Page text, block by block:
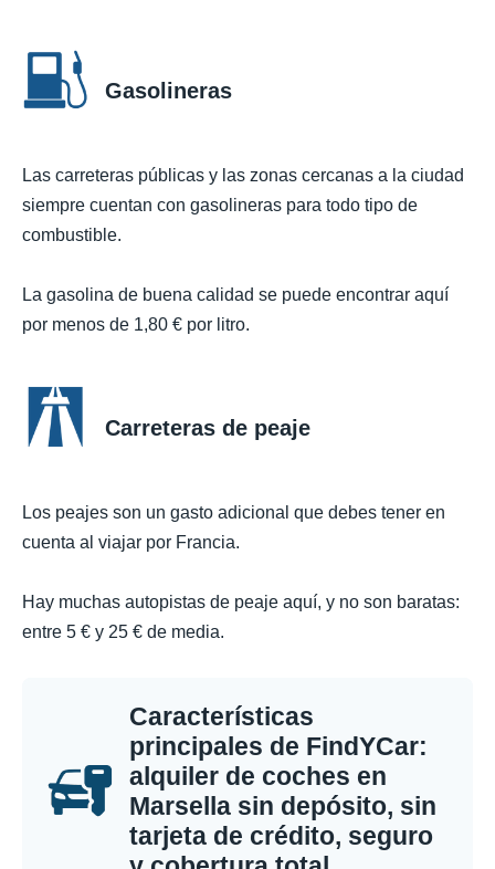
Gasolineras
Las carreteras públicas y las zonas cercanas a la ciudad
siempre cuentan con gasolineras para todo tipo de
combustible.
La gasolina de buena calidad se puede encontrar aquí
por menos de 1,80 € por litro.
Carreteras de peaje
Los peajes son un gasto adicional que debes tener en
cuenta al viajar por Francia.
Hay muchas autopistas de peaje aquí, y no son baratas:
entre 5 € y 25 € de media.
Características
principales de FindYCar:
alquiler de coches en
Marsella sin depósito, sin
tarjeta de crédito, seguro